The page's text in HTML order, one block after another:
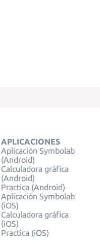
APLICACIONES
Aplicación Symbolab
(Android)
Calculadora gráfica
(Android)
Practica (Android)
Aplicación Symbolab
(iOS)
Calculadora gráfica
(iOS)
Practica (iOS)